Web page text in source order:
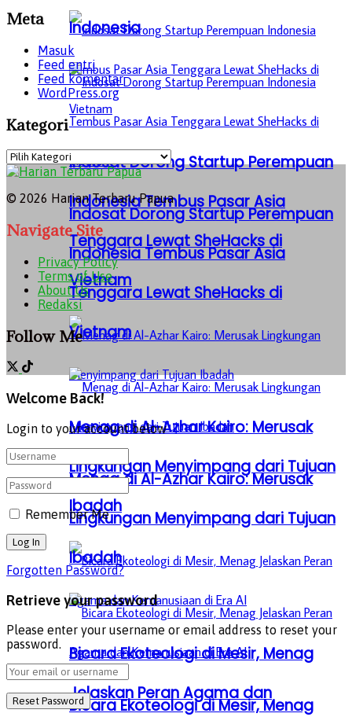
Indosat Dorong Startup Perempuan
Indonesia Tembus Pasar Asia
Tenggara Lewat SheHacks di
Vietnam
Menag di Al-Azhar Kairo: Merusak
Lingkungan Menyimpang dari Tujuan
Ibadah
Bicara Ekoteologi di Mesir, Menag
Jelaskan Peran Agama dan
Indonesia
Indosat Dorong Startup Perempuan
Indonesia Tembus Pasar Asia
Tenggara Lewat SheHacks di
Vietnam
Menag di Al-Azhar Kairo: Merusak
Lingkungan Menyimpang dari Tujuan
Ibadah
Bicara Ekoteologi di Mesir, Menag
Meta
Masuk
Feed entri
Feed komentar
WordPress.org
Kategori
Kategori
© 2026 Harian Terbaru Papua
Navigate Site
Privacy Policy
Terms of Use
About Us
Redaksi
Follow Me
Welcome Back!
Login to your account below
Remember Me
Forgotten Password?
Retrieve your password
Please enter your username or email address to reset your
password.